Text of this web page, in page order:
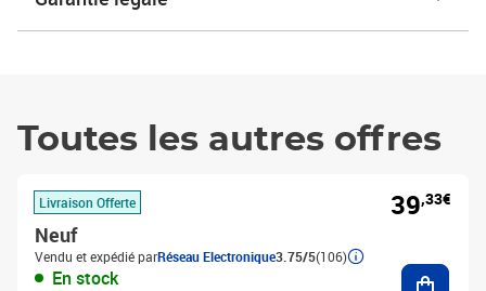
Toutes les autres offres
Livraison Offerte
Neuf
Vendu et expédié parRéseau Electronique3.75/5(106)
En stock
39,33€